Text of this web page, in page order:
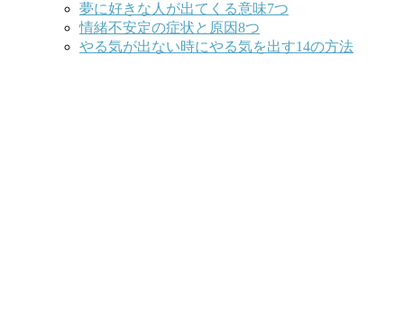
夢に好きな人が出てくる意味7つ
情緒不安定の症状と原因8つ
やる気が出ない時にやる気を出す14の方法